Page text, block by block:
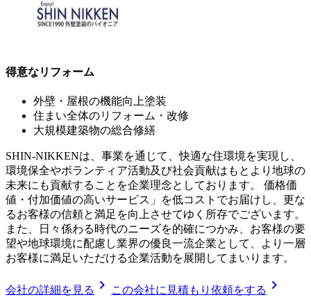
得意なリフォーム
外壁・屋根の機能向上塗装
住まい全体のリフォーム・改修
大規模建築物の総合修繕
SHIN-NIKKENは、事業を通じて、快適な住環境を実現し、
環境保全やボランティア活動及び社会貢献はもとより地球の
未来にも貢献することを企業理念としております。 価格価
値・付加価値の高いサービス」を低コストでお届けし、更な
るお客様の信頼と満足を向上させてゆく所存でございます。
また、日々係わる時代のニーズを的確につかみ、お客様の要
望や地球環境に配慮し業界の優良一流企業として、より一層
お客様に満足いただける企業活動を展開してまいります。
会社の詳細を見る chevron_right この会社に見積もり依頼をする chevron_right